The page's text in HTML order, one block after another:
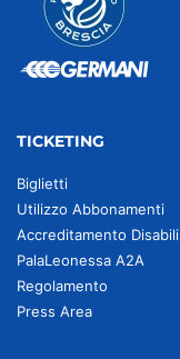
TICKETING
Biglietti
Utilizzo Abbonamenti
Accreditamento Disabili
PalaLeonessa A2A
Regolamento
Press Area